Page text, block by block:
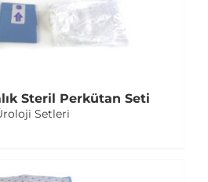
Steril Perkütan Seti
Setleri